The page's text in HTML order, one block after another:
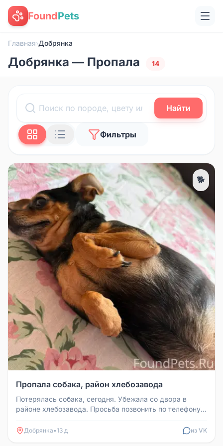
FoundPets
Главная›Добрянка
Добрянка — Пропала 14
Найти
Фильтры
🐕
Пропала собака, район хлебозавода
Потерялась собака, сегодня. Убежала со двора в
районе хлебозавода. Просьба позвонить по телефону
Добрянка•13 д из VK